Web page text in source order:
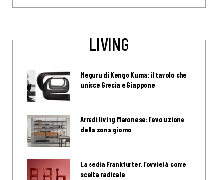
LIVING
Meguru di Kengo Kuma: il tavolo che
unisce Grecia e Giappone
Arredi living Maronese: l’evoluzione
della zona giorno
La sedia Frankfurter: l’ovvietà come
scelta radicale